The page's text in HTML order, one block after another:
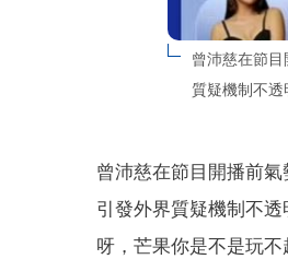
曾沛慈在節
質疑機制不透
曾沛慈在節目開播前
引發外界質疑機制不
呀，芒果你是不是玩